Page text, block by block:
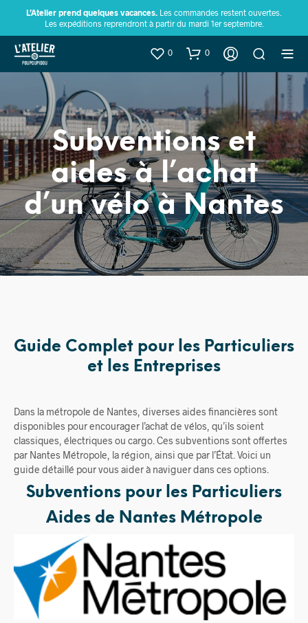
L’Atelier prend quelques vacances. Les commandes restent ouvertes.
Les expéditions reprendront à partir du mardi 1er septembre.
0 0
Subventions et
aides à l’achat
d’un vélo à Nantes
Guide Complet pour les Particuliers
et les Entreprises
Dans la métropole de Nantes, diverses aides financières sont
disponibles pour encourager l’achat de vélos, qu’ils soient
classiques, électriques ou cargo. Ces subventions sont offertes
par Nantes Métropole, la région, ainsi que par l’État. Voici un
guide détaillé pour vous aider à naviguer dans ces options.
Subventions pour les Particuliers
Aides de Nantes Métropole